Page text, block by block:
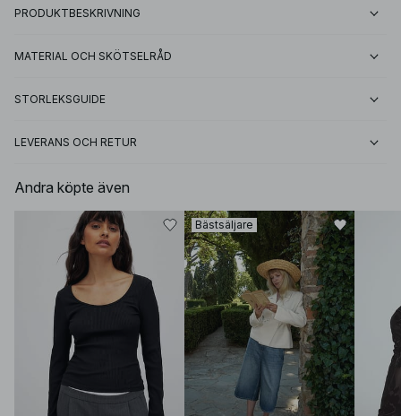
PRODUKTBESKRIVNING
MATERIAL OCH SKÖTSELRÅD
STORLEKSGUIDE
LEVERANS OCH RETUR
Andra köpte även
Bästsäljare